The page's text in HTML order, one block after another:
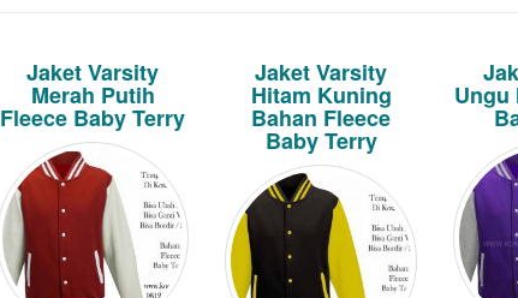
Jaket Varsity
Merah Putih
Fleece Baby Terry
Jaket Varsity
Hitam Kuning
Bahan Fleece
Baby Terry
Ungu